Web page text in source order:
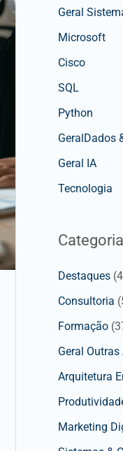
Geral
Microsoft
Cisco
SQL
Python
GeralDados
Geral IA
Tecnologia
Destaques
Consultoria
Formação
Geral Outras
Arquitetura
Marketing